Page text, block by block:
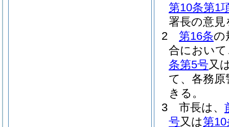
第10条第1
署長の意
2
第16条の
合におい
条第5号又
て、各務
きる。
3
市長は、
号又は第